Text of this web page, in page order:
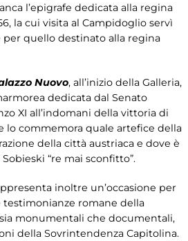
l’epigrafe dedicata alla regina
la cui visita al Campidoglio servì
quello destinato alla regina
Nuovo, all’inizio della Galleria,
dedicata dal Senato
XI all’indomani della vittoria di
lo commemora quale artefice della
della città austriaca e dove è
“re mai sconfitto”.
inoltre un’occasione per
testimonianze romane della
monumentali che documentali,
della Sovrintendenza Capitolina.